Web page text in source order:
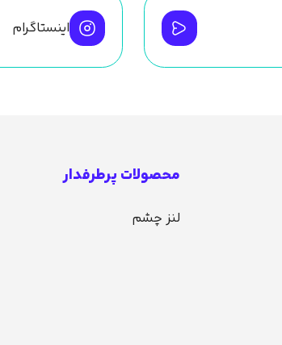
اینستاگرام
محصولات پرطرفدار
لنز چشم